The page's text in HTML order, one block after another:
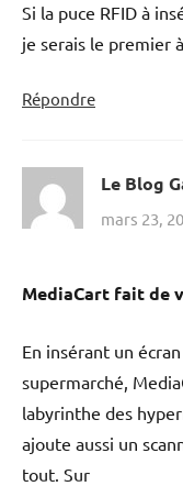
Si la puce RFID à
je serais le premier
Répondre
Le Blog
mars 23,
MediaCart fait de
En insérant un
supermarché,
labyrinthe des
ajoute aussi un
tout. Sur